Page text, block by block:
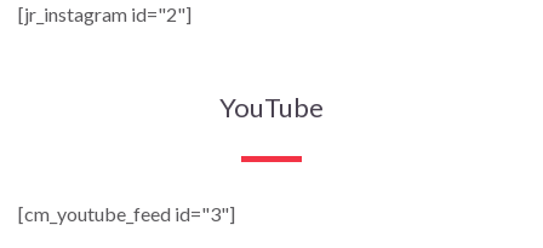
[jr_instagram id="2"]
YouTube
[cm_youtube_feed id="3"]